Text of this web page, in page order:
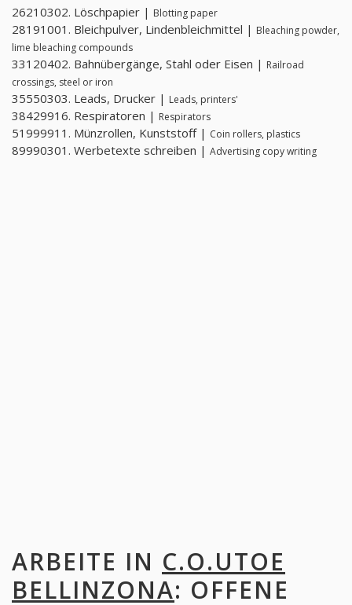
26210302. Löschpapier | Blotting paper
28191001. Bleichpulver, Lindenbleichmittel | Bleaching powder,
lime bleaching compounds
33120402. Bahnübergänge, Stahl oder Eisen | Railroad
crossings, steel or iron
35550303. Leads, Drucker | Leads, printers'
38429916. Respiratoren | Respirators
51999911. Münzrollen, Kunststoff | Coin rollers, plastics
89990301. Werbetexte schreiben | Advertising copy writing
ARBEITE IN C.O.UTOE
BELLINZONA: OFFENE